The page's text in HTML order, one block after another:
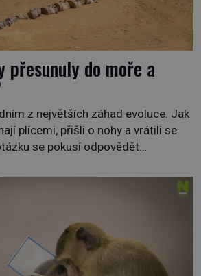
přesunuly do moře a
z největších záhad evoluce. Jak
plícemi, přišli o nohy a vrátili se
se pokusí odpovědět
února ve 20:00 na televizní